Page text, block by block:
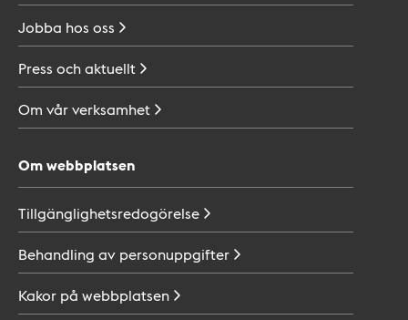
Jobba hos oss
Press ochaktuellt
Om vårverksamhet
Om webbplatsen
Tillgänglighetsredogörelse
Behandling av personuppgifter
Kakor på webbplatsen